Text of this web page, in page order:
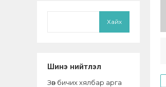
Хайх
Шинэ нийтлэл
Зөв бичих хялбар арга